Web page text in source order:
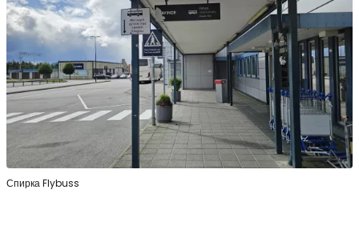
Спирка Flybuss